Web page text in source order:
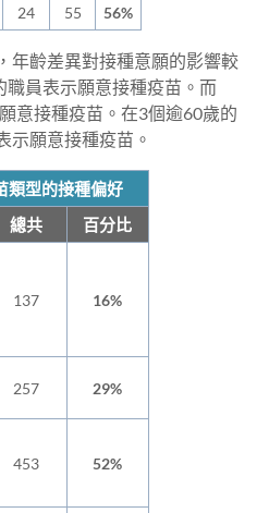
24 55 56%
年齡差異對接種意願的影響較
職員表示願意接種疫苗。而
意接種疫苗。在3個逾60歲的
示願意接種疫苗。
類型的接種偏好
總共
百分比
137 16%
257 29%
453 52%